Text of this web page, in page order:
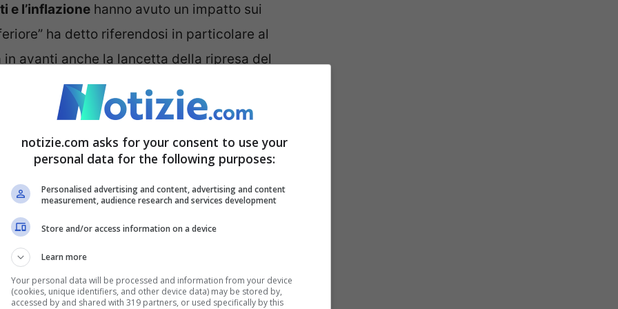
e l’inflazione hanno avuto un impatto sui
ha detto riferendosi in particolare al
in avanti anche la lancetta della ripresa del
e non più alla prima.
qui alla fine dell’anno e per il prossimo
sale Xiaomi
di smartphone entro la fine dell’anno
anno in particolare, la società ha
le condizioni di mercato non dovrebbero
in tutto il mondo, tirano venti di recessione e
notizie.com asks for your consent to use your
personal data for the following purposes:
Personalised advertising and content, advertising and content
measurement, audience research and services development
Store and/or access information on a device
Learn more
Your personal data will be processed and information from your device
(cookies, unique identifiers, and other device data) may be stored by,
accessed by and shared with 319 partners, or used specifically by this